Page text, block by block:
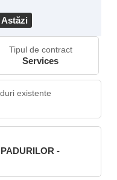
Astăzi
Tipul de contract
Services
existente
-